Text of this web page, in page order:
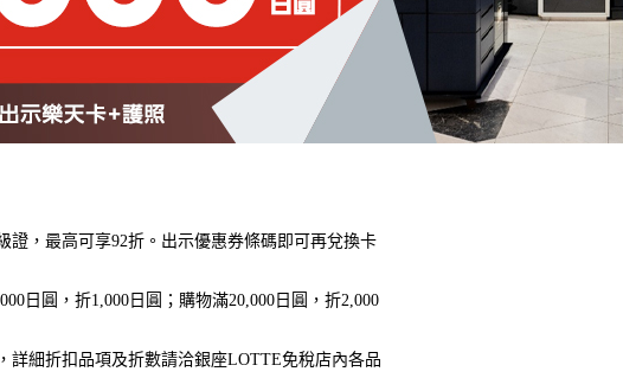
，最高可享92折。出示優惠券條碼即可再兌換卡
日圓，折1,000日圓；購物滿20,000日圓，折2,000
細折扣品項及折數請洽銀座LOTTE免稅店內各品